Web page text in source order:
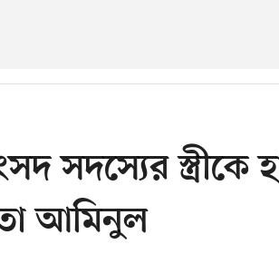
সদস্যের
আমিনুল